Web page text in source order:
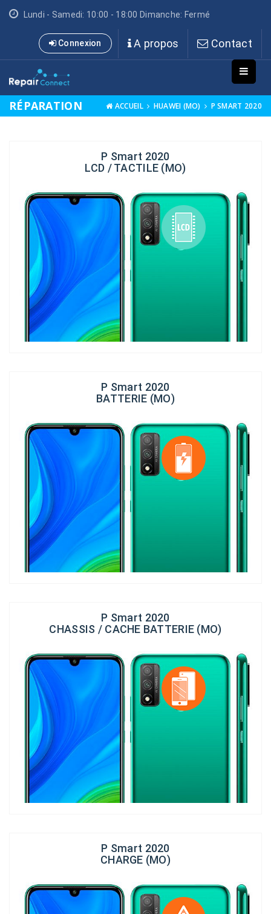
Lundi - Samedi: 10:00 - 18:00 Dimanche: Fermé
A propos Contact
Connexion
RÉPARATION ACCUEIL HUAWEI (MO) P SMART 2020
P Smart 2020
LCD / TACTILE (MO)
P Smart 2020
BATTERIE (MO)
P Smart 2020
CHASSIS / CACHE BATTERIE (MO)
P Smart 2020
CHARGE (MO)